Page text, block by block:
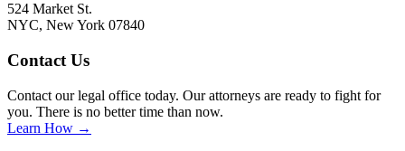
524 Market St.
NYC, New York 07840
Contact Us
Contact our legal office today. Our attorneys are ready to fight for
you. There is no better time than now.
Learn How →